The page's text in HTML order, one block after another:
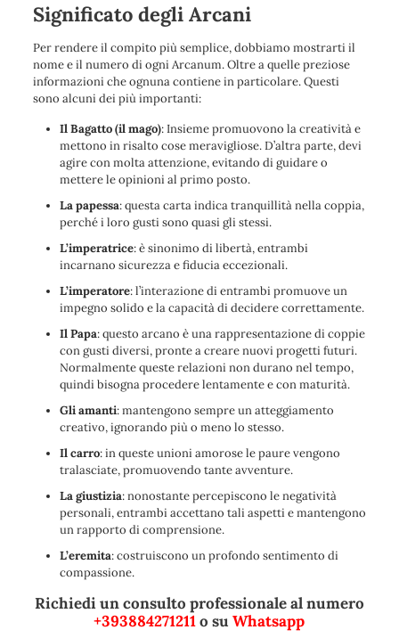
Significato degli Arcani
Per rendere il compito più semplice, dobbiamo mostrarti il ​​
nome e il numero di ogni Arcanum. Oltre a quelle preziose
informazioni che ognuna contiene in particolare. Questi
sono alcuni dei più importanti:
Il Bagatto (il mago): Insieme promuovono la creatività e
mettono in risalto cose meravigliose. D’altra parte, devi
agire con molta attenzione, evitando di guidare o
mettere le opinioni al primo posto.
La papessa: questa carta indica tranquillità nella coppia,
perché i loro gusti sono quasi gli stessi.
L’imperatrice: è sinonimo di libertà, entrambi
incarnano sicurezza e fiducia eccezionali.
L’imperatore: l’interazione di entrambi promuove un
impegno solido e la capacità di decidere correttamente.
Il Papa: questo arcano è una rappresentazione di coppie
con gusti diversi, pronte a creare nuovi progetti futuri.
Normalmente queste relazioni non durano nel tempo,
quindi bisogna procedere lentamente e con maturità.
Gli amanti: mantengono sempre un atteggiamento
creativo, ignorando più o meno lo stesso.
Il carro: in queste unioni amorose le paure vengono
tralasciate, promuovendo tante avventure.
La giustizia: nonostante percepiscono le negatività
personali, entrambi accettano tali aspetti e mantengono
un rapporto di comprensione.
L’eremita: costruiscono un profondo sentimento di
compassione.
Richiedi un consulto professionale al numero
+393884271211o suWhatsapp